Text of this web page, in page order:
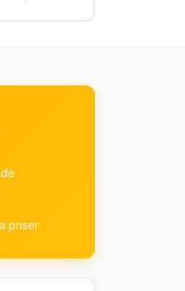
priser